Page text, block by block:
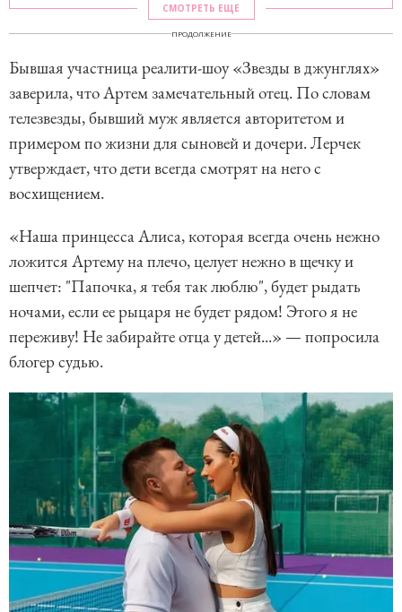
СМОТРЕТЬ ЕЩЕ
ПРОДОЛЖЕНИЕ
Бывшая участница реалити-шоу «Звезды в джунглях»
заверила, что Артем замечательный отец. По словам
телезвезды, бывший муж является авторитетом и
примером по жизни для сыновей и дочери. Лерчек
утверждает, что дети всегда смотрят на него с
восхищением.
«Наша принцесса Алиса, которая всегда очень нежно
ложится Артему на плечо, целует нежно в щечку и
шепчет: "Папочка, я тебя так люблю", будет рыдать
ночами, если ее рыцаря не будет рядом! Этого я не
переживу! Не забирайте отца у детей...» — попросила
блогер судью.